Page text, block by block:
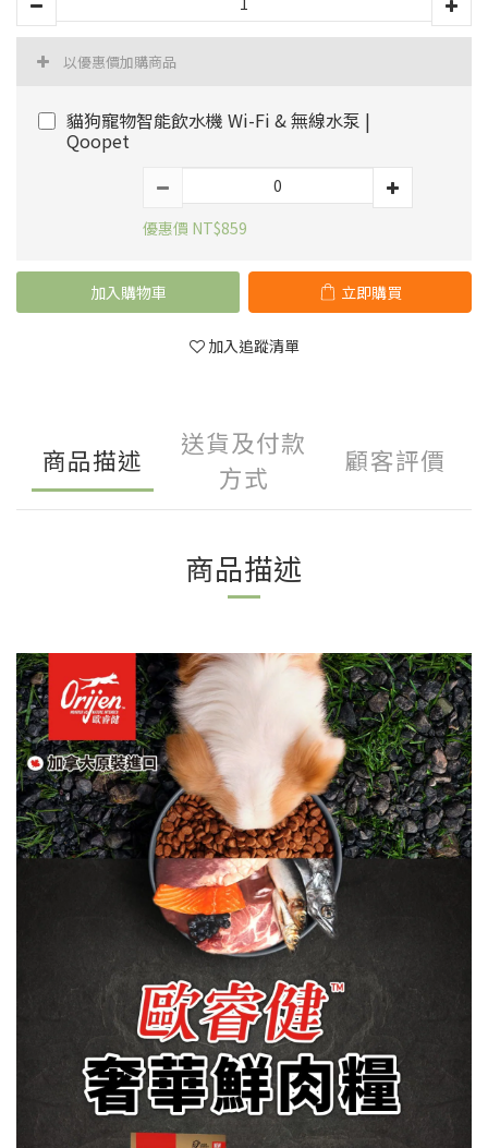
以優惠價加購商品
貓狗寵物智能飲水機 Wi-Fi & 無線水泵 |
Qoopet
優惠價 NT$859
加入購物車 立即購買
加入追蹤清單
商品描述
送貨及付款
方式
顧客評價
商品描述